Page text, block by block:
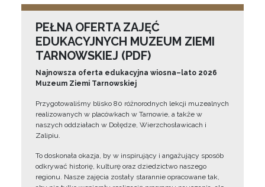
PEŁNA OFERTA ZAJĘĆ
EDUKACYJNYCH MUZEUM ZIEMI
TARNOWSKIEJ (PDF)
Najnowsza oferta edukacyjna wiosna–lato 2026
Muzeum Ziemi Tarnowskiej
Przygotowaliśmy blisko 80 różnorodnych lekcji muzealnych
realizowanych w placówkach w Tarnowie, a także w
naszych oddziałach w Dołędze, Wierzchosławicach i
Zalipiu.
To doskonała okazja, by w inspirujący i angażujący sposób
odkrywać historię, kulturę oraz dziedzictwo naszego
regionu. Nasze zajęcia zostały starannie opracowane tak,